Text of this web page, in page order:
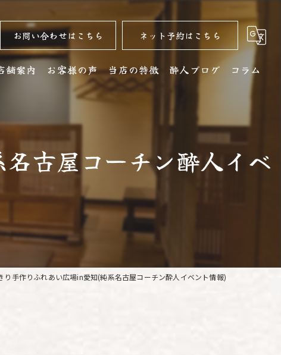
お問い合わせはこちら ネット予約はこちら
銘酒
舗案内
アクセス
お客様の声 当店の特徴
コース
ディナー
酔人ブログ コラム
古屋コーチン酔人イベ
り手作りふれあい広場in愛知(純系名古屋コーチン酔人イベント情報)